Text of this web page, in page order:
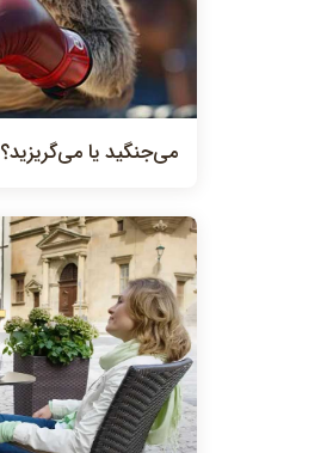
می‌جنگید یا می‌گریزید؟